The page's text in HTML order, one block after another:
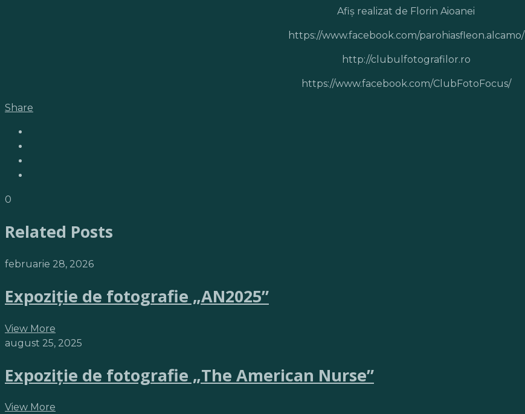
Afiş realizat de Florin Aioanei
https://www.facebook.com/parohiasfleon.alcamo/
http://clubulfotografilor.ro
https://www.facebook.com/ClubFotoFocus/
Share
0
Related Posts
februarie 28, 2026
Expoziție de fotografie „AN2025”
View More
august 25, 2025
Expoziție de fotografie „The American Nurse”
View More